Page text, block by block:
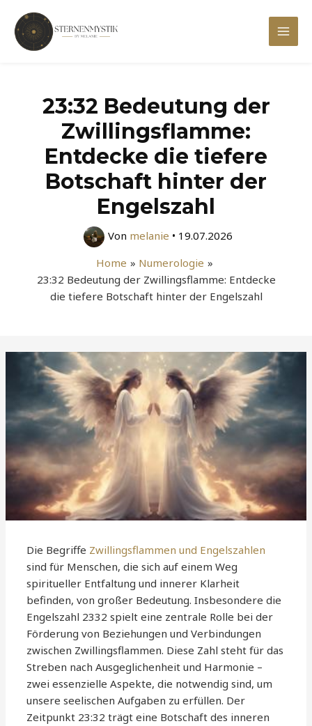
Inhalt
springen
Main
23:32 Bedeutung der
Zwillingsflamme:
Entdecke die tiefere
Botschaft hinter der
Engelszahl
Von melanie • 19.07.2026
Home
Numerologie
23:32 Bedeutung der Zwillingsflamme: Entdecke
die tiefere Botschaft hinter der Engelszahl
Die Begriffe Zwillingsflammen und Engelszahlen
sind für Menschen, die sich auf einem Weg
spiritueller Entfaltung und innerer Klarheit
befinden, von großer Bedeutung. Insbesondere die
Engelszahl 2332 spielt eine zentrale Rolle bei der
Förderung von Beziehungen und Verbindungen
zwischen Zwillingsflammen. Diese Zahl steht für das
Streben nach Ausgeglichenheit und Harmonie –
zwei essenzielle Aspekte, die notwendig sind, um
unsere seelischen Aufgaben zu erfüllen. Der
Zeitpunkt 23:32 trägt eine Botschaft des inneren